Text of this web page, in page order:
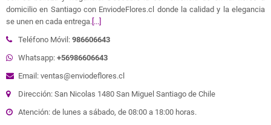
domicilio en Santiago con EnviodeFlores.cl donde la calidad y la elegancia
se unen en cada entrega. [...]
Teléfono Móvil: 986606643
Whatsapp: +56986606643
Email: ventas@enviodeflores.cl
Dirección: San Nicolas 1480 San Miguel Santiago de Chile
Atención: de lunes a sábado, de 08:00 a 18:00 horas.